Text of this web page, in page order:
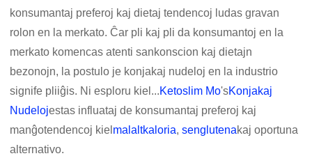
konsumantaj preferoj kaj dietaj tendencoj ludas gravan
rolon en la merkato. Ĉar pli kaj pli da konsumantoj en la
merkato komencas atenti sankonscion kaj dietajn
bezonojn, la postulo je konjakaj nudeloj en la industrio
signife pliiĝis. Ni esploru kiel...Ketoslim Mo'sKonjakaj
Nudelojestas influataj de konsumantaj preferoj kaj
manĝotendencoj kiel malaltkaloria,senglutenakaj oportuna
alternativo.